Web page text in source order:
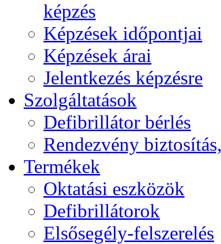
képzés
Képzések időpontjai
Képzések árai
Jelentkezés képzésre
Szolgáltatások
Defibrillátor bérlés
Rendezvény
Termékek
Oktatási eszközök
Defibrillátorok
Elsősegély-felszerelés